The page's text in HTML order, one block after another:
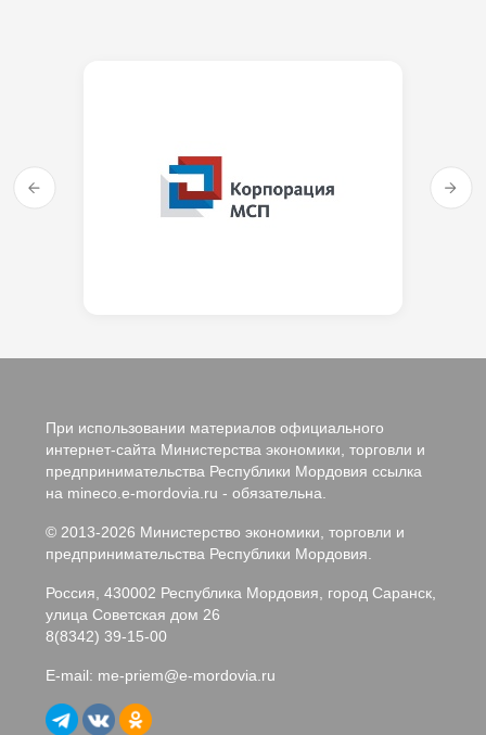
При использовании материалов официального
интернет-сайта Министерства экономики, торговли и
предпринимательства Республики Мордовия ссылка
на mineco.e-mordovia.ru - обязательна.
© 2013-2026 Министерство экономики, торговли и
предпринимательства Республики Мордовия.
Россия, 430002 Республика Мордовия, город Саранск,
улица Советская дом 26
8(8342) 39-15-00
E-mail: me-priem@e-mordovia.ru